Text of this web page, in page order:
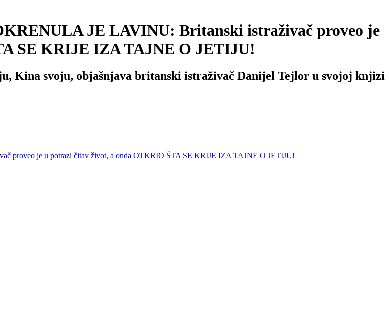
JE LAVINU: Britanski istraživač proveo je
SE KRIJE IZA TAJNE O JETIJU!
Kina svoju, objašnjava britanski istraživač Danijel Tejlor u svojoj knjizi